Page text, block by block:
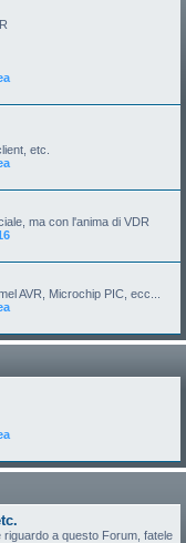
etc.
ma con l'anima di VDR
AVR, Microchip PIC, ecc...
a questo Forum, fatele